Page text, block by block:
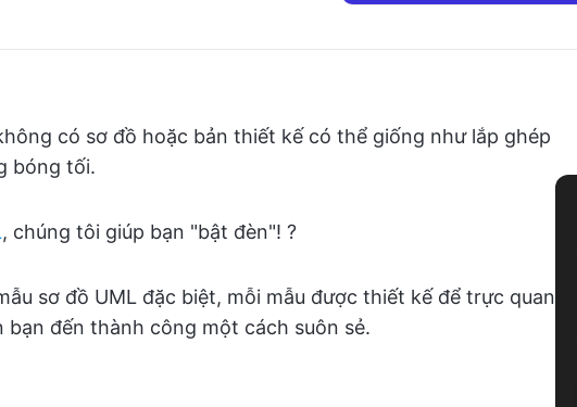
có sơ đồ hoặc bản thiết kế có thể giống như lắp ghép
bóng tối.
, chúng tôi giúp bạn "bật đèn"! ?
sơ đồ UML đặc biệt, mỗi mẫu được thiết kế để trực quan
bạn đến thành công một cách suôn sẻ.